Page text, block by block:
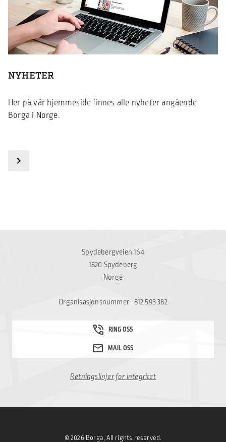
NYHETER
Her på vår hjemmeside finnes alle nyheter angående
Borga i Norge.
Spydebergveien 164
1820 Spydeberg
Norge
Organisasjonsnummer: 812 593 382
Retningslinjer for integritet
© 2026 Borga, All rights reserved.